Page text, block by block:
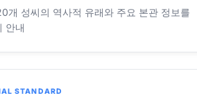
개 성씨의 역사적 유래와 주요 본관 정보를
안내
STANDARD